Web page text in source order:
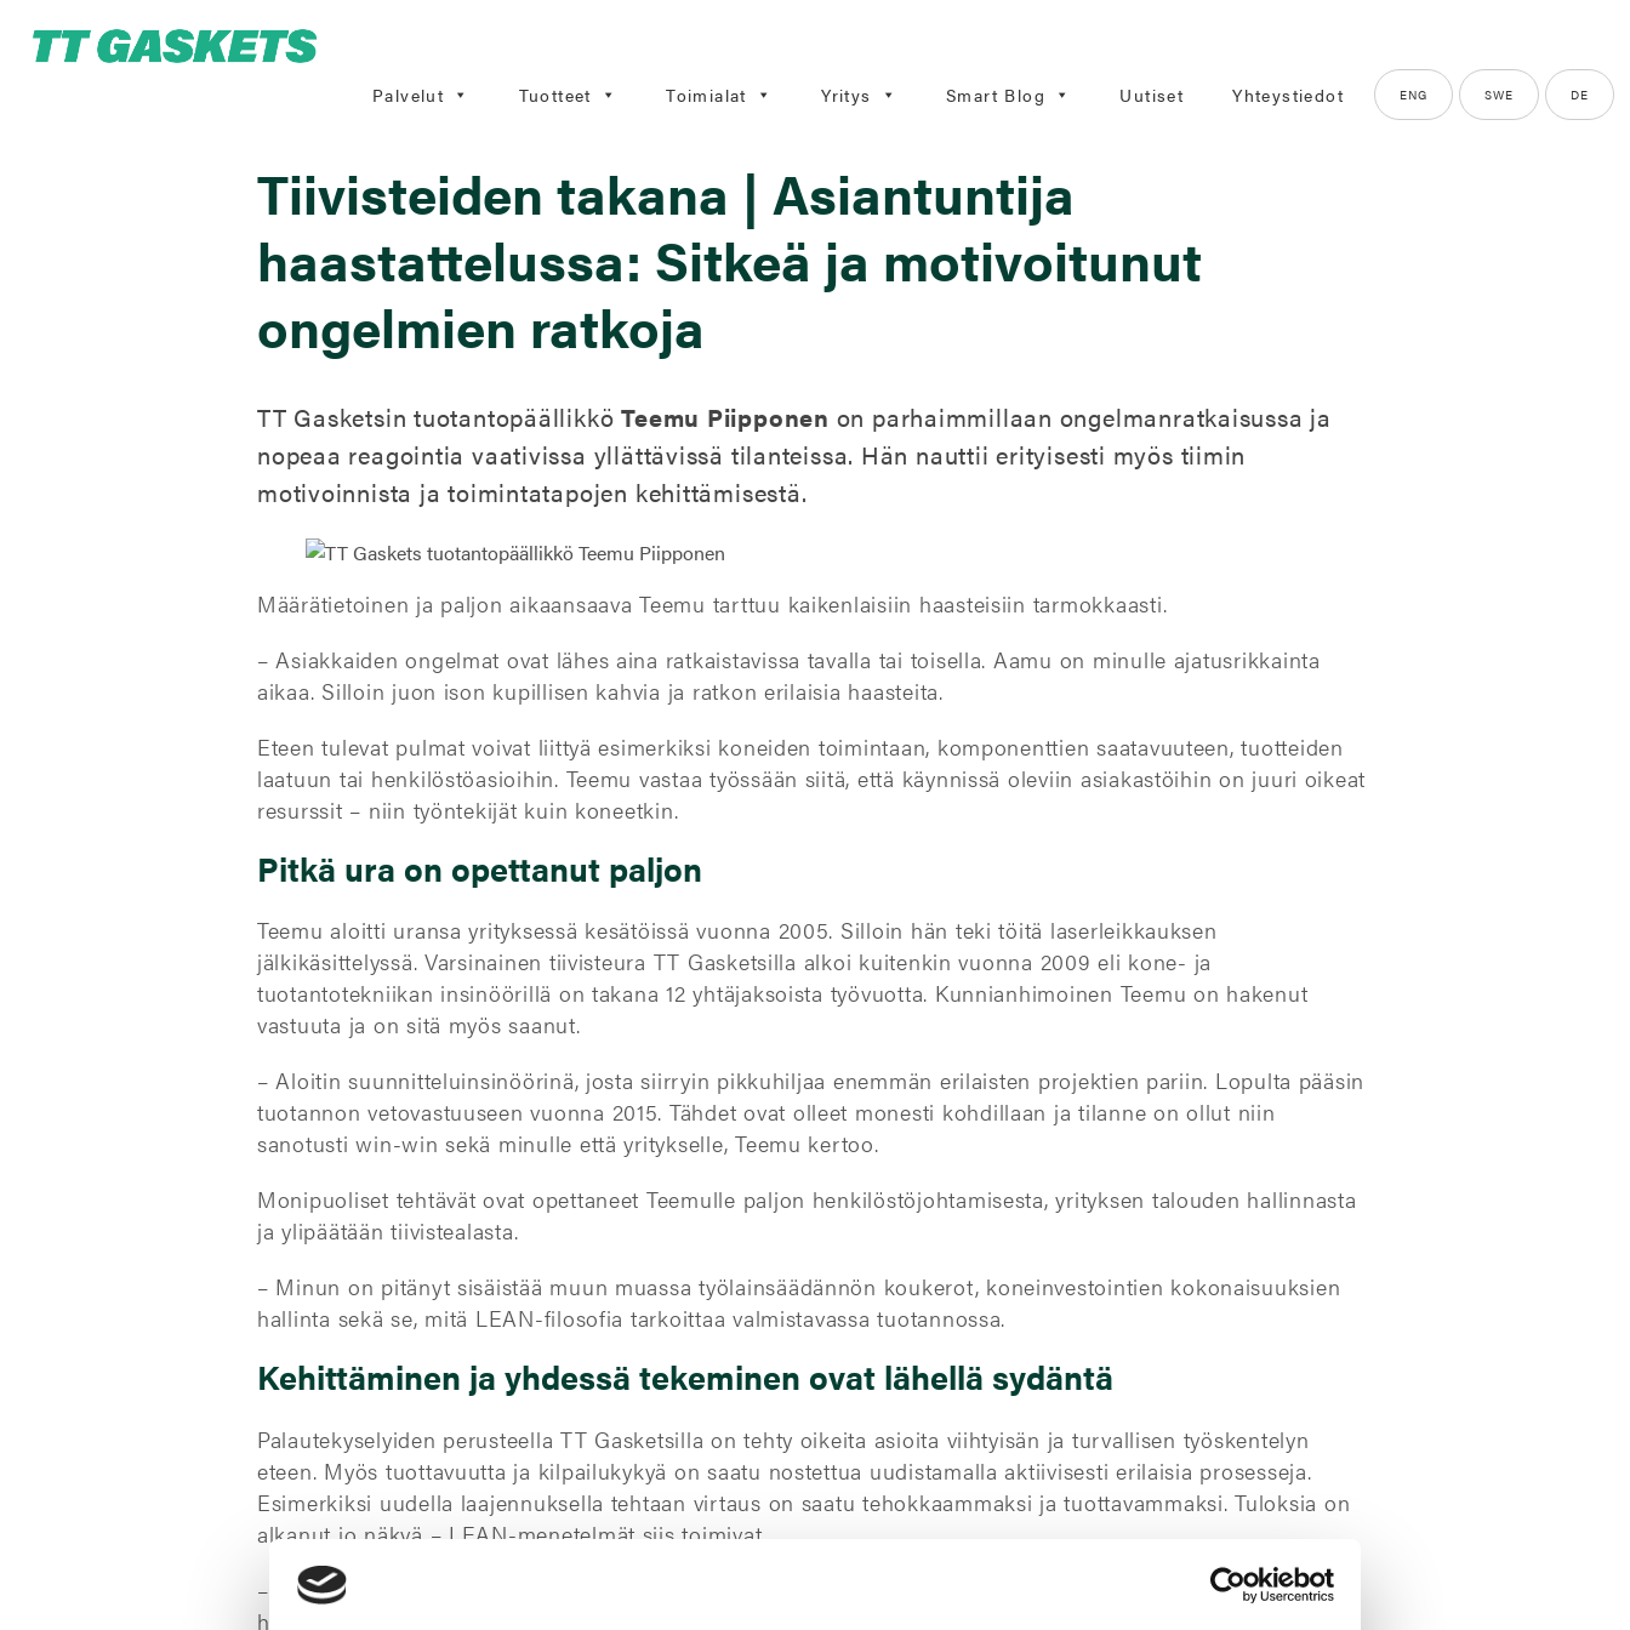
Palvelut Tuotteet Toimialat Yritys Smart Blog Uutiset Yhteystiedot ENG SWE DE
Tiivisteiden takana | Asiantuntija
haastattelussa: Sitkeä ja motivoitunut
ongelmien ratkoja
TT Gasketsin tuotantopäällikköTeemu Piipponen on parhaimmillaan ongelmanratkaisussa ja
nopeaa reagointia vaativissa yllättävissä tilanteissa. Hän nauttii erityisesti myös tiimin
motivoinnista ja toimintatapojen kehittämisestä.
Määrätietoinen ja paljon aikaansaava Teemu tarttuu kaikenlaisiin haasteisiin tarmokkaasti.
– Asiakkaiden ongelmat ovat lähes aina ratkaistavissa tavalla tai toisella. Aamu on minulle ajatusrikkainta
aikaa. Silloin juon ison kupillisen kahvia ja ratkon erilaisia haasteita.
Eteen tulevat pulmat voivat liittyä esimerkiksi koneiden toimintaan, komponenttien saatavuuteen, tuotteiden
laatuun tai henkilöstöasioihin. Teemu vastaa työssään siitä, että käynnissä oleviin asiakastöihin on juuri oikeat
resurssit – niin työntekijät kuin koneetkin.
Pitkä ura on opettanut paljon
Teemu aloitti uransa yrityksessä kesätöissä vuonna 2005. Silloin hän teki töitä laserleikkauksen
jälkikäsittelyssä. Varsinainen tiivisteura TT Gasketsilla alkoi kuitenkin vuonna 2009 eli kone- ja
tuotantotekniikan insinöörillä on takana 12 yhtäjaksoista työvuotta. Kunnianhimoinen Teemu on hakenut
vastuuta ja on sitä myös saanut.
– Aloitin suunnitteluinsinöörinä, josta siirryin pikkuhiljaa enemmän erilaisten projektien pariin. Lopulta pääsin
tuotannon vetovastuuseen vuonna 2015. Tähdet ovat olleet monesti kohdillaan ja tilanne on ollut niin
sanotusti win-win sekä minulle että yritykselle, Teemu kertoo.
Monipuoliset tehtävät ovat opettaneet Teemulle paljon henkilöstöjohtamisesta, yrityksen talouden hallinnasta
ja ylipäätään tiivistealasta.
– Minun on pitänyt sisäistää muun muassa työlainsäädännön koukerot, koneinvestointien kokonaisuuksien
hallinta sekä se, mitä LEAN-filosofia tarkoittaa valmistavassa tuotannossa.
Kehittäminen ja yhdessä tekeminen ovat lähellä sydäntä
Palautekyselyiden perusteella TT Gasketsilla on tehty oikeita asioita viihtyisän ja turvallisen työskentelyn
eteen. Myös tuottavuutta ja kilpailukykyä on saatu nostettua uudistamalla aktiivisesti erilaisia prosesseja.
Esimerkiksi uudella laajennuksella tehtaan virtaus on saatu tehokkaammaksi ja tuottavammaksi. Tuloksia on
alkanut jo näkyä – LEAN-menetelmät siis toimivat.
– Tykkään TT Gasketsin perheyritysmallista. Omistajat ovat läsnä, ja päätöksiä voidaan tarvittaessa tehdä
hyvinkin nopeasti. Henkilöstöä kuunnellaan, ja yritys investoi vuosittain hyvin mittavasti uuteen teknologiaan